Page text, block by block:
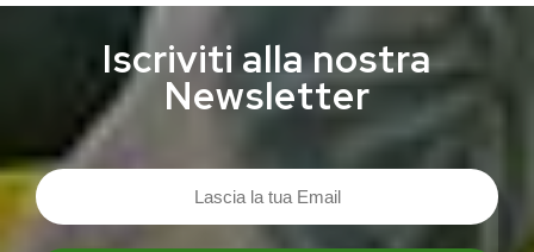
Iscriviti alla nostra
Newsletter